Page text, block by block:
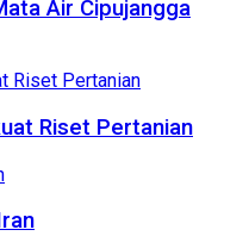
Air Cipujangga
Riset Pertanian